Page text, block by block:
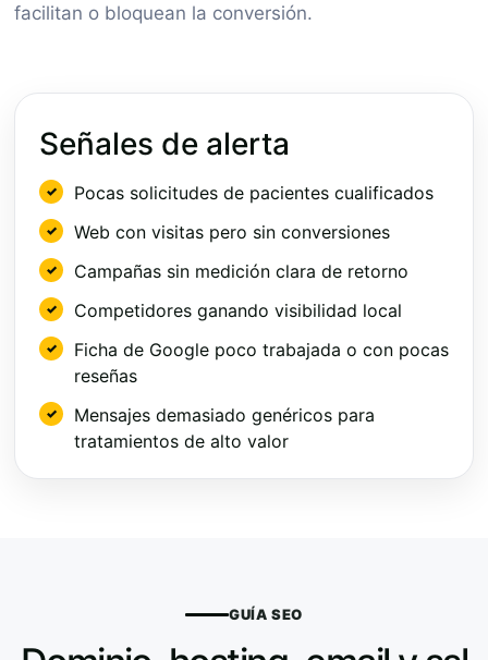
facilitan o bloquean la conversión.
Señales de alerta
Pocas solicitudes de pacientes cualificados
Web con visitas pero sin conversiones
Campañas sin medición clara de retorno
Competidores ganando visibilidad local
Ficha de Google poco trabajada o con pocas
reseñas
Mensajes demasiado genéricos para
tratamientos de alto valor
GUÍA SEO